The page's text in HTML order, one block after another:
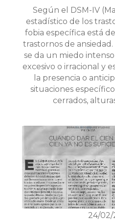
Según el DSM-IV
estadístico de los
fobia específica está
trastornos de
se da un miedo
excesivo o irracional y
la presencia o
situaciones
cerrados,
24/02/